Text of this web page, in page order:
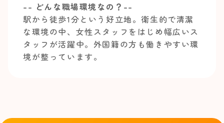
-- どんな職場環境なの？--
駅から徒歩1分という好立地。衛生的で清潔
な環境の中、女性スタッフをはじめ幅広いス
タッフが活躍中。外国籍の方も働きやすい環
境が整っています。